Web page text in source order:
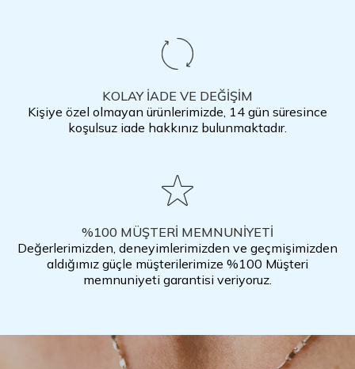
KOLAY İADE VE DEĞİŞİM
Kişiye özel olmayan ürünlerimizde, 14 gün süresince
koşulsuz iade hakkınız bulunmaktadır.
%100 MÜŞTERİ MEMNUNİYETİ
Değerlerimizden, deneyimlerimizden ve geçmişimizden
aldığımız güçle müşterilerimize %100 Müşteri
memnuniyeti garantisi veriyoruz.